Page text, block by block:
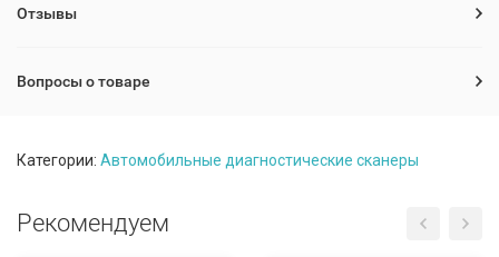
Отзывы
Вопросы о товаре
Категории: Автомобильные диагностические сканеры
Рекомендуем